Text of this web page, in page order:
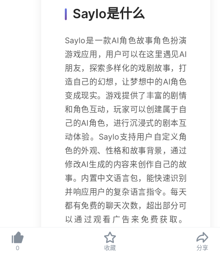
0 收藏 分享
Saylo是什么
Saylo是一款AI角色故事角色扮演
游戏应用，用户可以在这里遇见AI
朋友，探索多样化的戏剧故事，打
造自己的幻想，让梦想中的AI角色
变成现实。游戏提供了丰富的剧情
和角色互动，玩家可以创建属于自
己的AI角色，进行沉浸式的剧本互
动体验。Saylo支持用户自定义角
色的外观、性格和故事背景，通过
修改AI生成的内容来创作自己的故
事。内置中文语言包，能快速识别
并响应用户的复杂语言指令。每天
都有免费的聊天次数，超出部分可
以通过观看广告来免费获取。
Saylo由元象XVERSE开发，是行业
引领的AI与元宇宙独角兽公司，致